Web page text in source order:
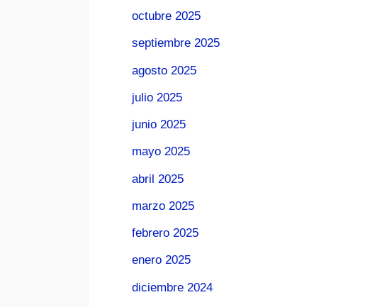
octubre 2025
septiembre 2025
agosto 2025
julio 2025
junio 2025
mayo 2025
abril 2025
marzo 2025
febrero 2025
enero 2025
diciembre 2024